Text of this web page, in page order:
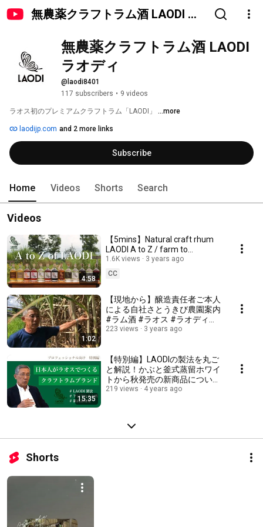
無農薬クラフトラム酒 LAODI ラ
無農薬クラフトラム酒 LAODI
ラオディ
@laodi8401
117 subscribers • 9 videos
ラオス初のプレミアムクラフトラム「LAODI」 ...more
laodijp.com and 2 more links
Subscribe
Home Videos Shorts Search
Videos
4:58
【5mins】Natural craft rhum
LAODI A to Z / farm to
craftmen, women / made from
fresh sugarcane juice
1.6K views
3 years ago
CC
1:02
【現地から】醸造責任者ご本人
による自社さとうきび農園案内
#ラム酒 #ラオス #ラオディ
#laodi #日本人 #東南アジア
223 views 3 years ago
15:35
【特別編】LAODIの製法を丸ご
と解説！かぶと釜式蒸留ホワイ
トから秋発売の新商品について
#蒸留所 #さとうきび #アグリ
219 views 4 years ago
Shorts